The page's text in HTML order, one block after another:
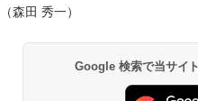
（森田 秀一）
Google 検索で当サイ